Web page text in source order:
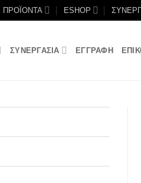
ΠΡΟΪΟΝΤΑ ESHOP
ΣΥΝΕΡΓΑΣΙΑ ΕΓΓΡΑΦΗ